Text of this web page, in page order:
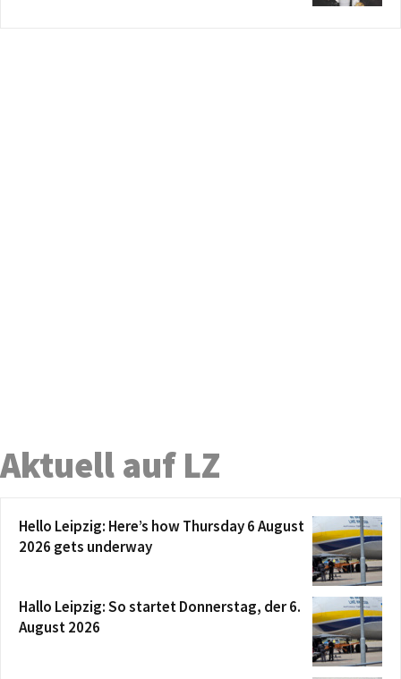
Aktuell auf LZ
Hello Leipzig: Here’s how Thursday 6 August
2026 gets underway
Hallo Leipzig: So startet Donnerstag, der 6.
August 2026